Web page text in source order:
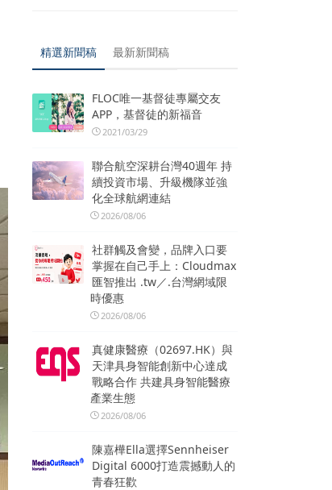
精選新聞稿 最新新聞稿
FLOC唯一基督徒專屬交友
APP，基督徒的新福音
2021/03/29
聯合航空深耕台灣40週年 持
續投資市場、升級機隊並強
化全球航網連結
2026/08/06
社群觸及會變，品牌入口要
掌握在自己手上：Cloudmax
匯智推出 .tw／.台灣網域限
時優惠
2026/08/06
真健康醫療（02697.HK）與
天津具身智能創新中心達成
戰略合作 共建具身智能醫療
產業生態
2026/08/06
陳嘉樺Ella選擇Sennheiser
Digital 6000打造震撼動人的
青春狂歡